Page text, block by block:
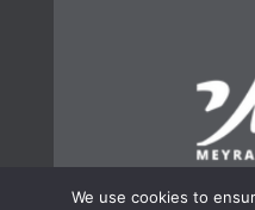
We use cookies to